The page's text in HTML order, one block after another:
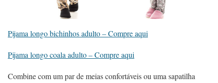
Pijama longo bichinhos adulto – Compre aqui
Pijama longo coala adulto – Compre aqui
Combine com um par de meias confortáveis ou uma sapatilha